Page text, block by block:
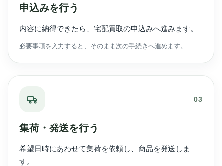
申込みを行う
内容に納得できたら、宅配買取の申込みへ進みます。
必要事項を入力すると、そのまま次の手続きへ進めます。
03
集荷・発送を行う
希望日時にあわせて集荷を依頼し、商品を発送しま
す。